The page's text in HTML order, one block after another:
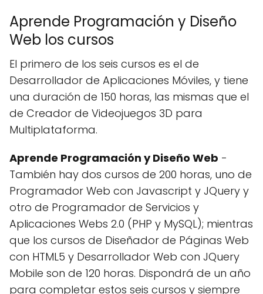
Aprende Programación y Diseño
Web los cursos
El primero de los seis cursos es el de
Desarrollador de Aplicaciones Móviles, y tiene
una duración de 150 horas, las mismas que el
de Creador de Videojuegos 3D para
Multiplataforma.
Aprende Programación y Diseño Web -
También hay dos cursos de 200 horas, uno de
Programador Web con Javascript y JQuery y
otro de Programador de Servicios y
Aplicaciones Webs 2.0 (PHP y MySQL); mientras
que los cursos de Diseñador de Páginas Web
con HTML5 y Desarrollador Web con JQuery
Mobile son de 120 horas. Dispondrá de un año
para completar estos seis cursos y siempre